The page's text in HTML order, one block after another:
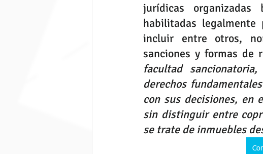
jurídicas
habilitadas
incluir entre otros,
sanciones y formas de
facultad
derechos
con sus decisiones, en
sin distinguir entre
se trate de inmuebles